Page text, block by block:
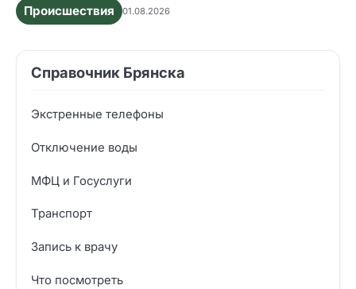
Происшествия
01.08.2026
Справочник Брянска
Экстренные телефоны
Отключение воды
МФЦ и Госуслуги
Транспорт
Запись к врачу
Что посмотреть